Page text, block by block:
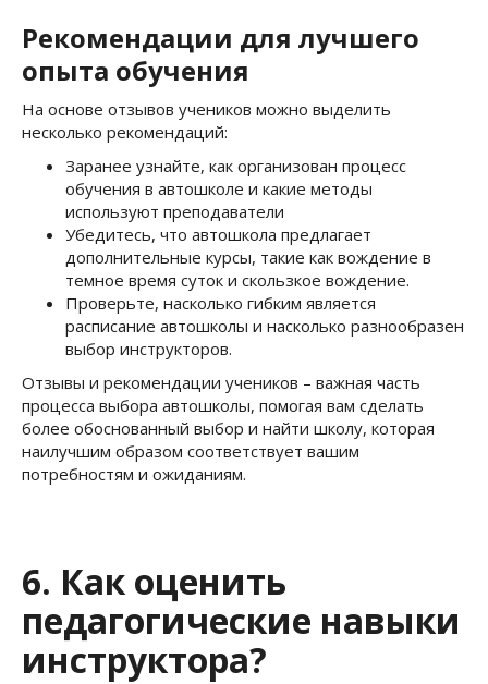
Рекомендации для лучшего
опыта обучения
На основе отзывов учеников можно выделить
несколько рекомендаций:
Заранее узнайте, как организован процесс
обучения в автошколе и какие методы
используют преподаватели
Убедитесь, что автошкола предлагает
дополнительные курсы, такие как вождение в
темное время суток и скользкое вождение.
Проверьте, насколько гибким является
расписание автошколы и насколько разнообразен
выбор инструкторов.
Отзывы и рекомендации учеников – важная часть
процесса выбора автошколы, помогая вам сделать
более обоснованный выбор и найти школу, которая
наилучшим образом соответствует вашим
потребностям и ожиданиям.
6. Как оценить
педагогические навыки
инструктора?